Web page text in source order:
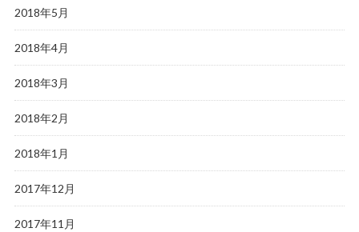
2018年5月
2018年4月
2018年3月
2018年2月
2018年1月
2017年12月
2017年11月